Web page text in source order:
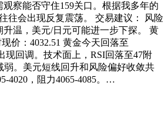
察能否守住159关口。根据我多年的
往会出现反复震荡。 交易建议： 风险
升温，美元/日元可能进一步下探。 黄
价：4032.51 黄金今天回落至
现回调。技术面上，RSI回落至47附
。美元短线回升和风险偏好收敛共
4020，阻力4065-4085。…